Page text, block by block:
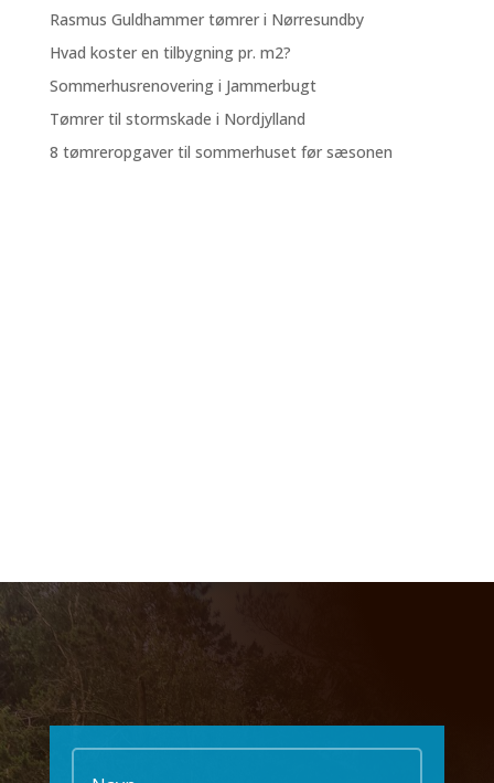
Rasmus Guldhammer tømrer i Nørresundby
Hvad koster en tilbygning pr. m2?
Sommerhusrenovering i Jammerbugt
Tømrer til stormskade i Nordjylland
8 tømreropgaver til sommerhuset før sæsonen